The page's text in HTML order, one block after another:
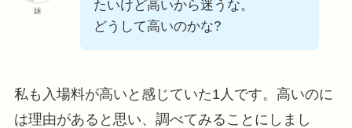
妹
たいけど高いから迷うな。
どうして高いのかな?
私も入場料が高いと感じていた1人です。高いのに
は理由があると思い、調べてみることにしまし